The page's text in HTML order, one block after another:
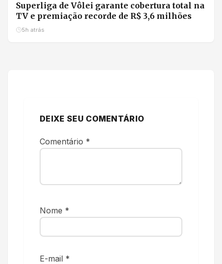
Superliga de Vôlei garante cobertura total na
TV e premiação recorde de R$ 3,6 milhões
5h atrás
DEIXE SEU COMENTÁRIO
Comentário *
Nome *
E-mail *